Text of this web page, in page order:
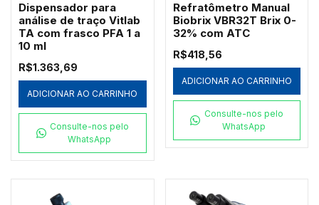
Dispensador para
análise de traço Vitlab
TA com frasco PFA 1 a
10 ml
R$1.363,69
ADICIONAR AO CARRINHO
Consulte-nos pelo
WhatsApp
Refratômetro Manual
Biobrix VBR32T Brix 0-
32% com ATC
R$418,56
ADICIONAR AO CARRINHO
Consulte-nos pelo
WhatsApp